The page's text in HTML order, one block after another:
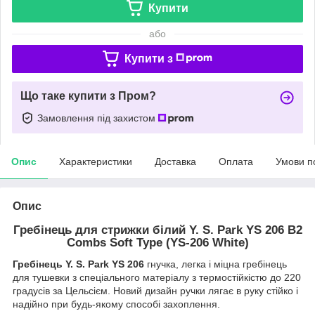
Купити
або
Купити з
Що таке купити з Пром?
Замовлення під захистом
Опис Характеристики Доставка Оплата Умови
Опис
Гребінець для стрижки білий Y. S. Park YS 206 B2
Combs Soft Type (YS-206 White)
Гребінець Y. S. Park YS 206 гнучка, легка і міцна гребінець
для тушевки з спеціального матеріалу з термостійкістю до 220
градусів за Цельсієм. Новий дизайн ручки лягає в руку стійко і
надійно при будь-якому способі захоплення.